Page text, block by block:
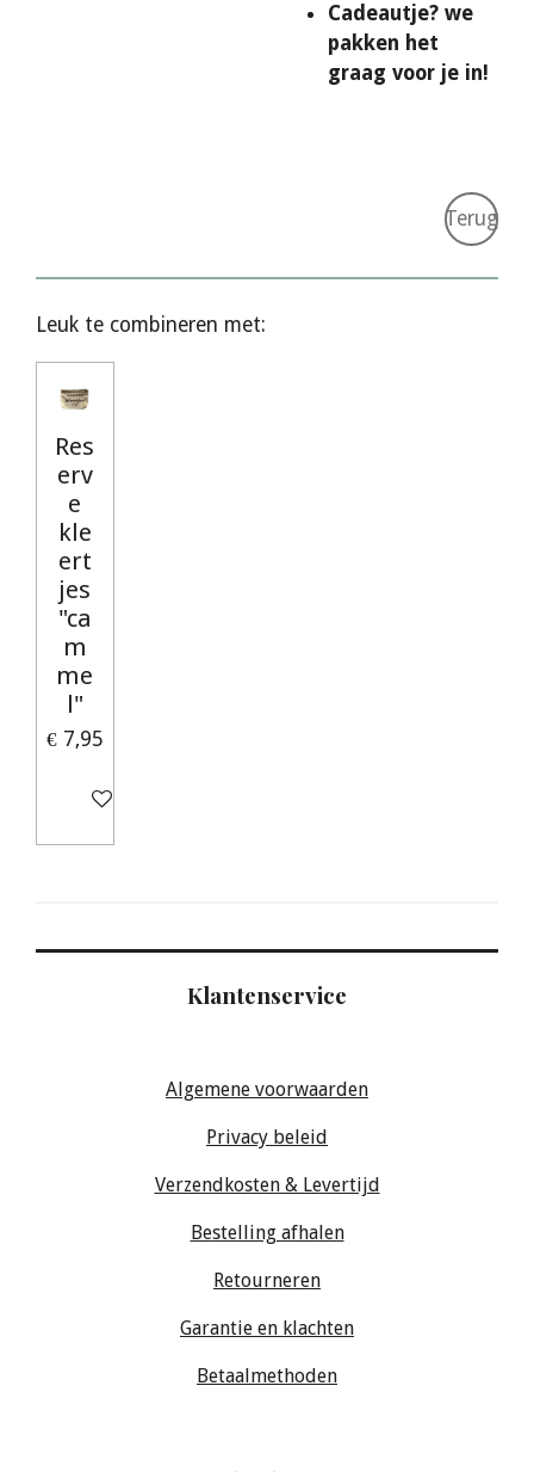
Cadeautje? we
pakken het
graag voor je in!
Terug
Leuk te combineren met:
Res
erv
e
kle
ert
jes
"ca
m
me
l"
€ 7,95
In winkelwagen
Klantenservice
Algemene voorwaarden
Privacy beleid
Verzendkosten & Levertijd
Bestelling afhalen
Retourneren
Garantie en klachten
Betaalmethoden